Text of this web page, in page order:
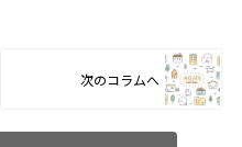
次のコラムへ